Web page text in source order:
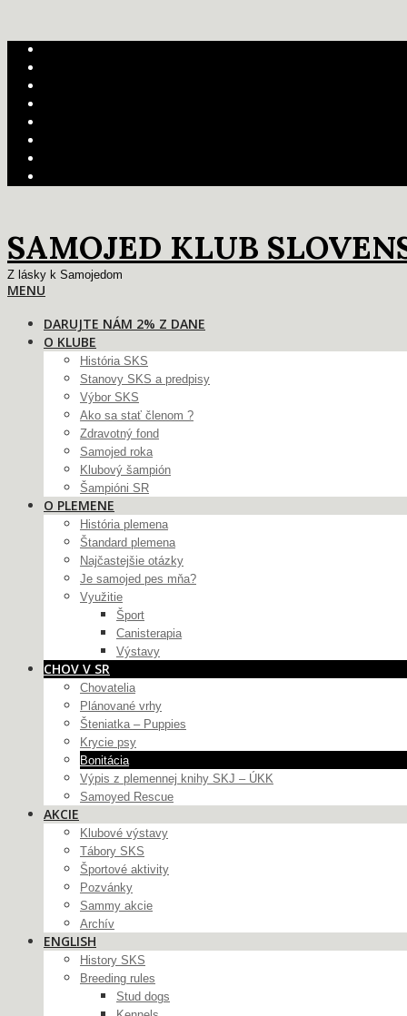
Skip
content
SAMOJED KLUB
Z lásky k Samojedom
Primary
Menu
MENU
DARUJTE NÁM 2% Z DANE
O KLUBE
História SKS
Stanovy SKS a predpisy
Výbor SKS
Ako sa stať členom ?
Zdravotný fond
Samojed roka
Klubový šampión
Šampióni SR
O PLEMENE
História plemena
Štandard plemena
Najčastejšie otázky
Je samojed pes mňa?
Využitie
Šport
Canisterapia
Výstavy
CHOV V SR
Chovatelia
Plánované vrhy
Šteniatka – Puppies
Krycie psy
Bonitácia
Výpis z plemennej knihy SKJ – ÚKK
Samoyed Rescue
AKCIE
Klubové výstavy
Tábory SKS
Športové aktivity
Pozvánky
Sammy akcie
Archív
ENGLISH
History SKS
Breeding rules
Stud dogs